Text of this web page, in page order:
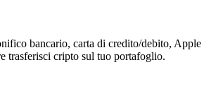
bancario, carta di credito/debito, Apple
trasferisci cripto sul tuo portafoglio.